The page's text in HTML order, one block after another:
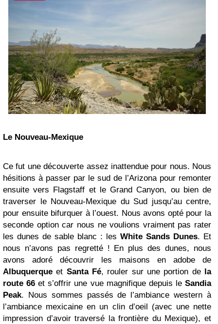
Le Nouveau-Mexique
Ce fut une découverte assez inattendue pour nous. Nous
hésitions à passer par le sud de l’Arizona pour remonter
ensuite vers Flagstaff et le Grand Canyon, ou bien de
traverser le Nouveau-Mexique du Sud jusqu’au centre,
pour ensuite bifurquer à l’ouest. Nous avons opté pour la
seconde option car nous ne voulions vraiment pas rater
les dunes de sable blanc : les White Sands Dunes. Et
nous n’avons pas regretté ! En plus des dunes, nous
avons adoré découvrir les maisons en adobe de
Albuquerque et Santa Fé, rouler sur une portion de la
route 66 et s’offrir une vue magnifique depuis leSandia
Peak. Nous sommes passés de l’ambiance western à
l’ambiance mexicaine en un clin d’oeil (avec une nette
impression d’avoir traversé la frontière du Mexique), et